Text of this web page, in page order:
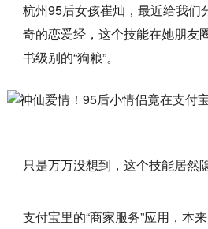
杭州95后女孩崔灿，最近给我们
奇的恋爱经，这个技能在她朋友
书级别的“狗粮”。
只是万万没想到，这个技能居然
支付宝里的“商家服务”应用，本